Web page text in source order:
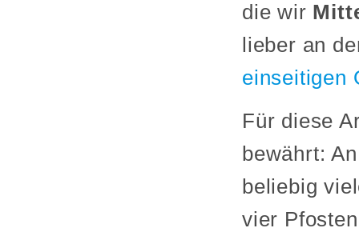
die wir
lieber an
einseitigen
Für diese
bewährt:
beliebig
vier